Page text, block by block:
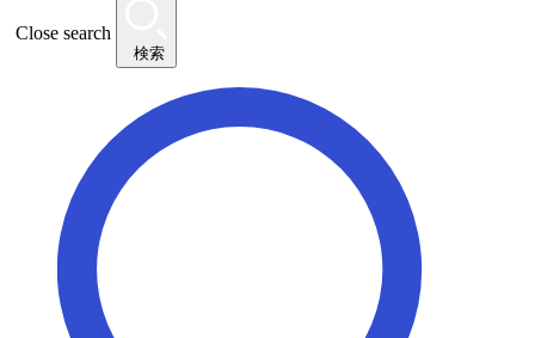
Close search
検索